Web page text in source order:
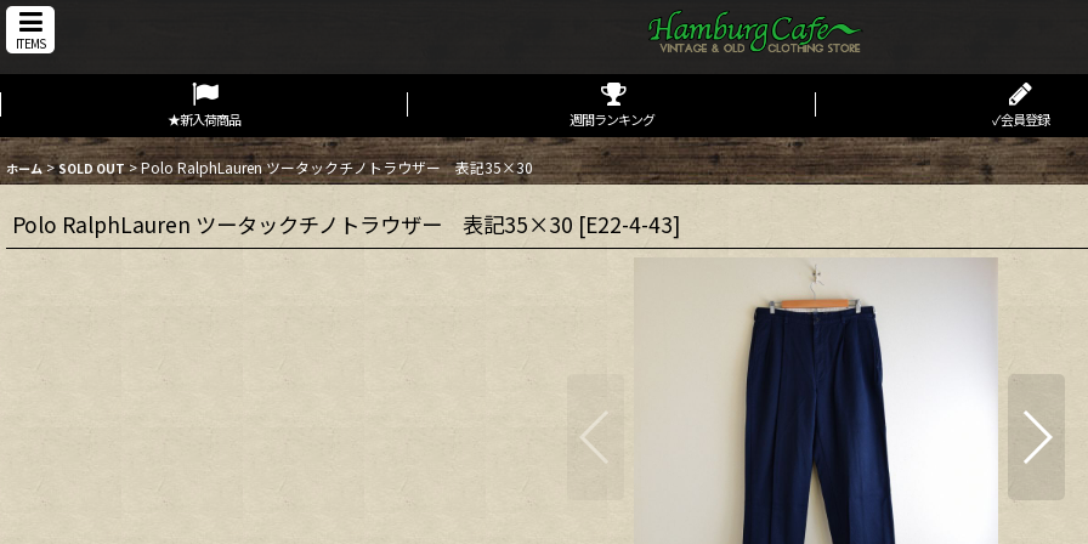
ITEMS
★新入荷商品 週間ランキング ✓会員登録
ホーム > SOLD OUT >Polo RalphLauren ツータックチノトラウザー 表記35×30
Polo RalphLauren ツータックチノトラウザー 表記35×30 [E22-4-43]